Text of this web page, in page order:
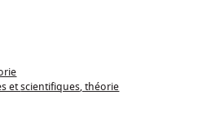
etscientifiques, théorie